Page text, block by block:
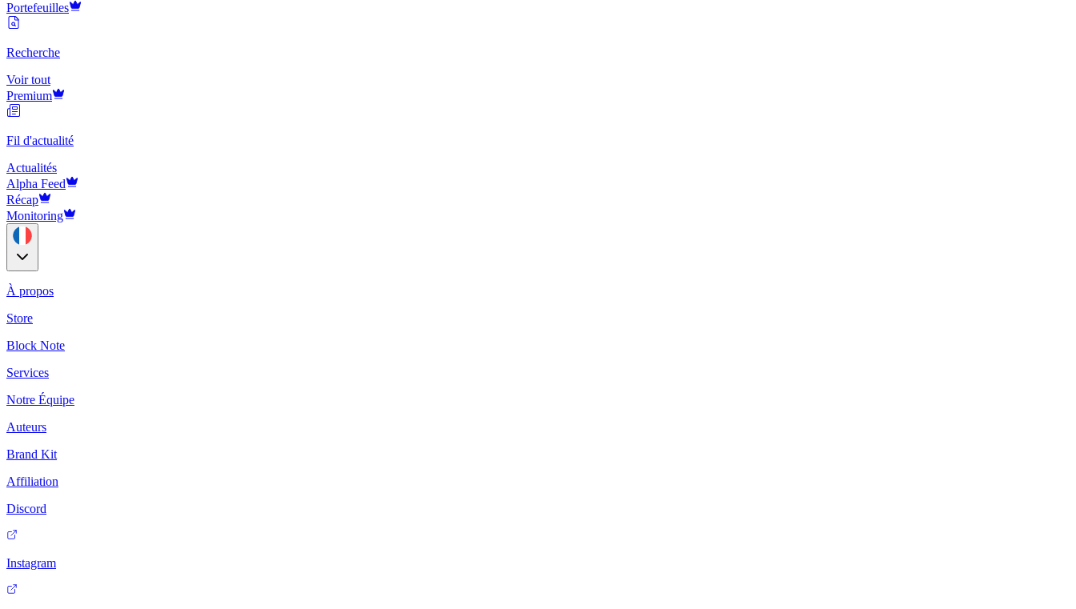
Portefeuilles
Recherche
Voir tout
Premium
Fil d'actualité
Actualités
Alpha Feed
Récap
Monitoring
À propos
Store
Block Note
Services
Notre Équipe
Auteurs
Brand Kit
Affiliation
Discord
Instagram